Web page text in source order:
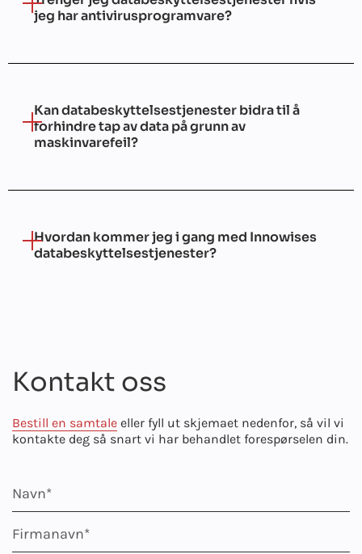
jeg har antivirusprogramvare?
Kan databeskyttelsestjenester bidra til å
forhindre tap av data på grunn av
maskinvarefeil?
Hvordan kommer jeg i gang med Innowises
databeskyttelsestjenester?
Kontakt oss
Bestill en samtale eller fyll ut skjemaet nedenfor, så vil vi
kontakte deg så snart vi har behandlet forespørselen din.